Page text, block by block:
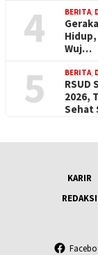
4 BERITA,
Hidup,
Wuj…
5 BERITA,
RSUD
2026,
Sehat
KARIR
REDAKSI